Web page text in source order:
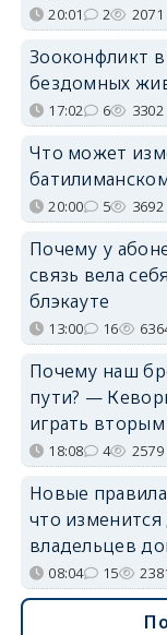
20:01 2 2071
Зооконфликт
бездомных
17:02 6 3302
Что может
20:00 5 3692
Почему у
связь вела
блэкауте
13:00 16
Почему наш
пути? —
играть
18:08 4 2579
Новые
что
владельцев
08:04 15